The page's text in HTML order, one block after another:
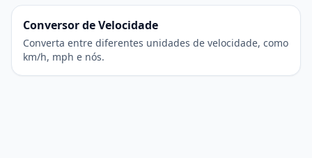
Conversor de Velocidade
Converta entre diferentes unidades de velocidade, como
km/h, mph e nós.